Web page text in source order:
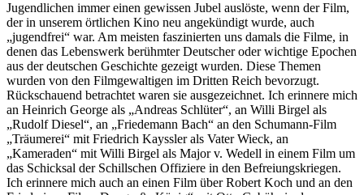
Jugendlichen immer einen gewissen Jubel auslöste, wenn der Film,
der in unserem örtlichen Kino neu angekündigt wurde, auch
jugendfrei
war. Am meisten faszinierten uns damals die Filme, in
denen das Lebenswerk berühmter Deutscher oder wichtige Epochen
aus der deutschen Geschichte gezeigt wurden. Diese Themen
wurden von den Filmgewaltigen im Dritten Reich bevorzugt.
Rückschauend betrachtet waren sie ausgezeichnet. Ich erinnere mich
an Heinrich George als
Andreas Schlüter , an Willi Birgel als
Rudolf Diesel , an Friedemann Bach
an den Schumann-Film
Träumerei
mit Friedrich Kayssler als Vater Wieck, an
Kameraden
mit Willi Birgel als Major v. Wedell in einem Film um
das Schicksal der Schillschen Offiziere in den Befreiungskriegen.
Ich erinnere mich auch an einen Film über Robert Koch und an den